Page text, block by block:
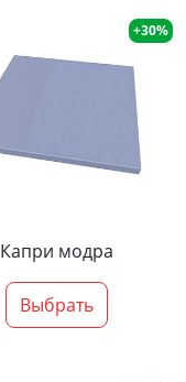
+30%
Капри модра
Выбрать